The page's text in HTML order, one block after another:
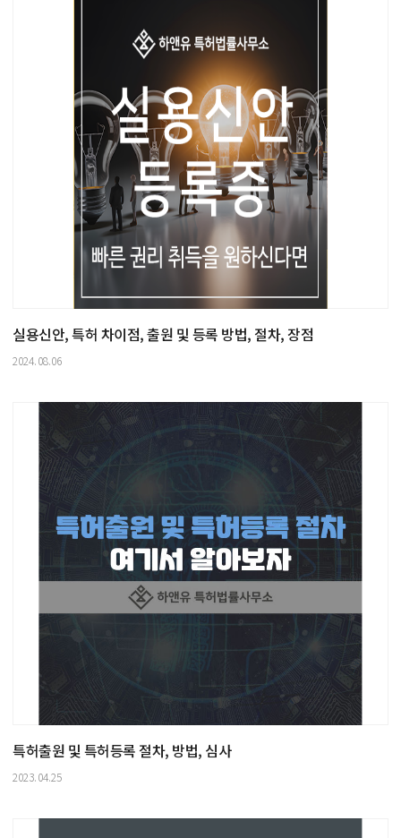
실용신안, 특허 차이점, 출원 및 등록 방법, 절차, 장점
2024.08.06
특허출원 및 특허등록 절차, 방법, 심사
2023.04.25